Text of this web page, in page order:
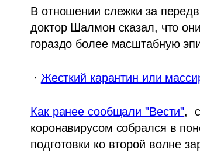
В отношении слежки за
доктор Шалмон сказал, что
гораздо более масштабную
∙ Жесткий карантин или
Как ранее сообщали "Вести",
коронавирусом собрался в
подготовки ко второй волне